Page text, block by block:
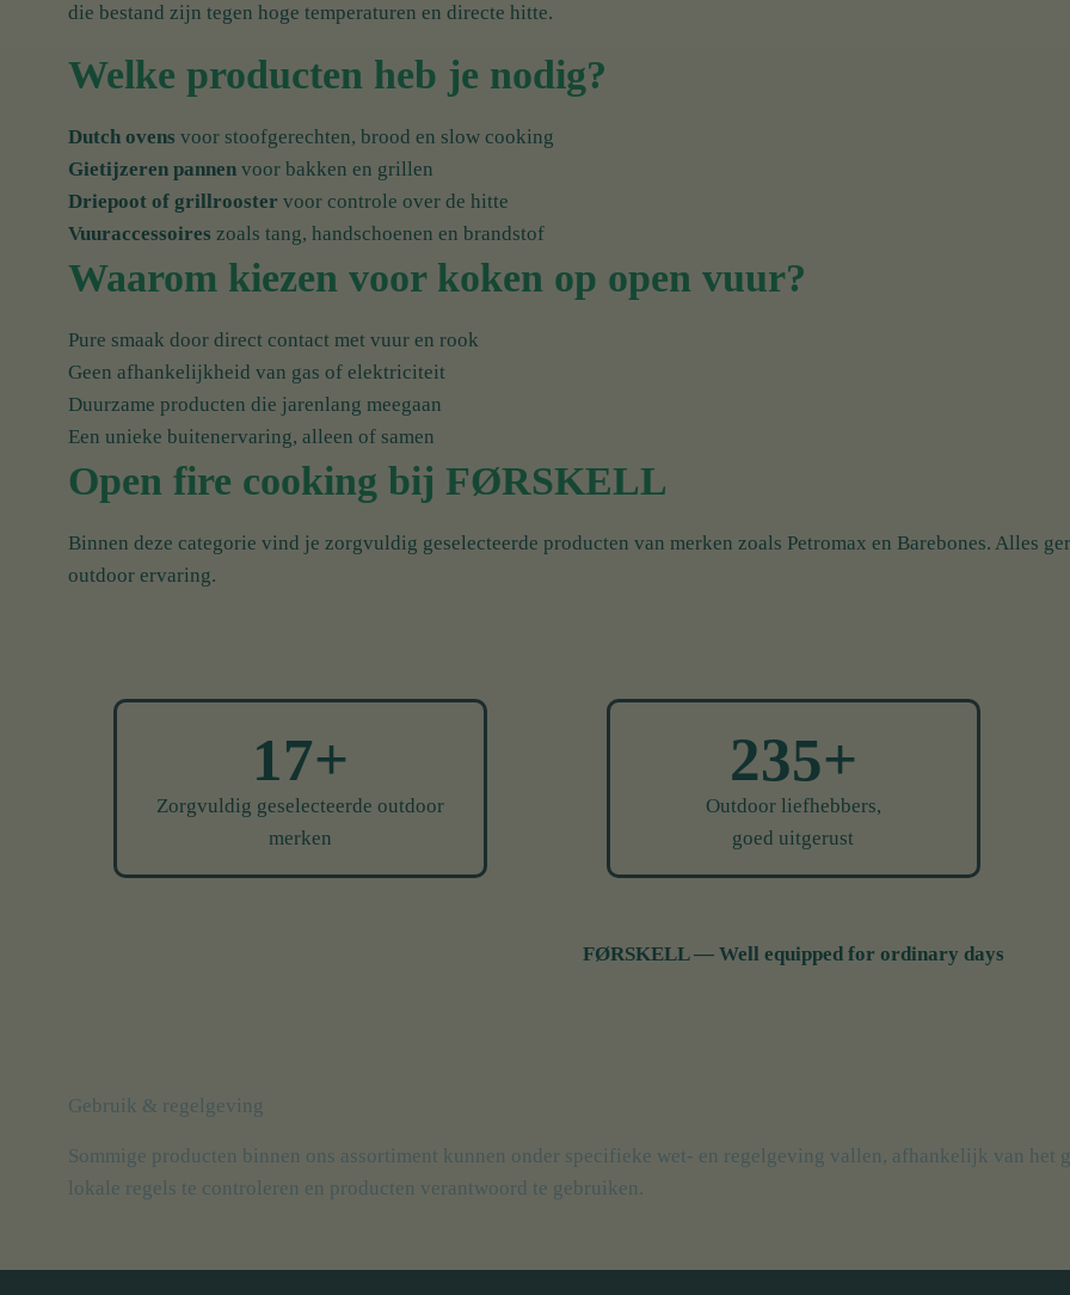
die bestand zijn tegen hoge temperaturen en directe hitte.
Welke producten heb je nodig?
Dutch ovens voor stoofgerechten, brood en slow cooking
Gietijzeren pannenvoor bakken en grillen
Driepoot of grillrooster voor controle over de hitte
Vuuraccessoires zoals tang, handschoenen en brandstof
Waarom kiezen voor koken op open vuur?
Pure smaak door direct contact met vuur en rook
Geen afhankelijkheid van gas of elektriciteit
Duurzame producten die jarenlang meegaan
Een unieke buitenervaring, alleen of samen
Open fire cooking bij FØRSKELL
Binnen deze categorie vind je zorgvuldig geselecteerde producten van merken zoals Petromax en Barebones. Alles
outdoor ervaring.
17+
Zorgvuldig geselecteerde outdoor
merken
235+
Outdoor liefhebbers,
goed uitgerust
FØRSKELL — Well equipped for ordinary days
Gebruik & regelgeving
Sommige producten binnen ons assortiment kunnen onder specifieke wet- en regelgeving vallen, afhankelijk van
lokale regels te controleren en producten verantwoord te gebruiken.